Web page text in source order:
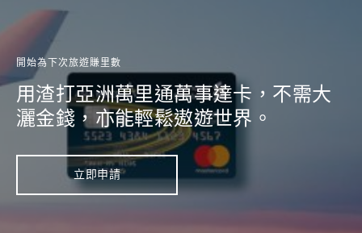
開始為下次旅遊賺里數
用渣打亞洲萬里通萬事達卡，不需大
灑金錢，亦能輕鬆遨遊世界。
立即申請